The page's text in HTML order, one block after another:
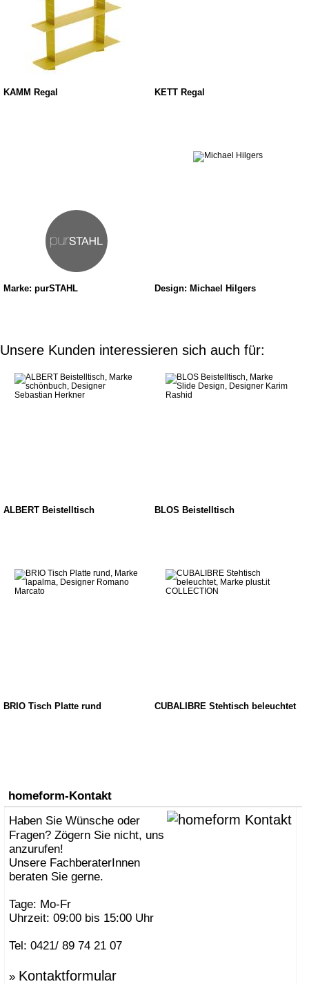
KAMM Regal KETT Regal
Marke: purSTAHL Design: Michael Hilgers
Unsere Kunden interessieren sich auch für:
ALBERT Beistelltisch BLOS Beistelltisch
BRIO Tisch Platte rund CUBALIBRE Stehtisch beleuchtet
homeform-Kontakt
Haben Sie Wünsche oder
Fragen? Zögern Sie nicht, uns
anzurufen!
Unsere FachberaterInnen
beraten Sie gerne.
Tage: Mo-Fr
Uhrzeit: 09:00 bis 15:00 Uhr
Tel: 0421/ 89 74 21 07
» Kontaktformular